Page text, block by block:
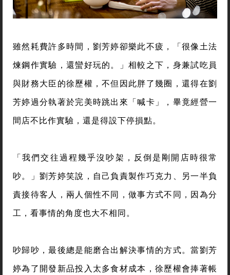
雖然耗費許多時間，劉芳婷卻樂此不疲，「很像土法
煉鋼作實驗，還蠻好玩的。」相較之下，身兼試吃員
與財務大臣的徐歷權，不但因此胖了幾圈，還得在劉
芳婷過分執著於完美時跳出來「喊卡」，畢竟經營一
間店不比作實驗，還是得設下停損點。
「我們交往過程幾乎沒吵架，反倒是剛開店時很常
吵。」劉芳婷笑說，自己負責製作巧克力、另一半負
責接待客人，兩人個性不同，做事方式不同，因為分
工，看事情的角度也大不相同。
吵歸吵，最後總是能磨合出解決事情的方式。當劉芳
婷為了開發新品投入太多食材成本，徐歷權會捧著帳